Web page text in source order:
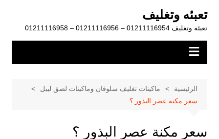
المحتوى
تعبئه وتغليف
تعبئه وتغليف 01211116954 – 01211116956 – 01211116958
الرئيسية
ماكينات تغليف سلوفان وماكينات لصق ليبل
سعر مكنة عصر البذور ؟
سعر مكنة عصر البذور ؟